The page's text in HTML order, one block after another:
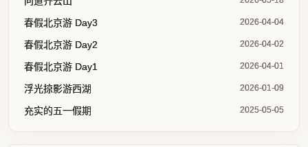
春假北京游 Day3 2026-04-04
春假北京游 Day2 2026-04-02
春假北京游 Day1 2026-04-01
浮光掠影游西湖 2026-01-09
充实的五一假期 2025-05-05